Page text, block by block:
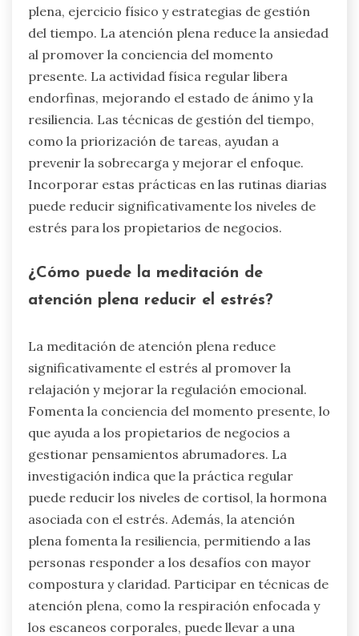
plena, ejercicio físico y estrategias de gestión
del tiempo. La atención plena reduce la ansiedad
al promover la conciencia del momento
presente. La actividad física regular libera
endorfinas, mejorando el estado de ánimo y la
resiliencia. Las técnicas de gestión del tiempo,
como la priorización de tareas, ayudan a
prevenir la sobrecarga y mejorar el enfoque.
Incorporar estas prácticas en las rutinas diarias
puede reducir significativamente los niveles de
estrés para los propietarios de negocios.
¿Cómo puede la meditación de
atención plena reducir el estrés?
La meditación de atención plena reduce
significativamente el estrés al promover la
relajación y mejorar la regulación emocional.
Fomenta la conciencia del momento presente, lo
que ayuda a los propietarios de negocios a
gestionar pensamientos abrumadores. La
investigación indica que la práctica regular
puede reducir los niveles de cortisol, la hormona
asociada con el estrés. Además, la atención
plena fomenta la resiliencia, permitiendo a las
personas responder a los desafíos con mayor
compostura y claridad. Participar en técnicas de
atención plena, como la respiración enfocada y
los escaneos corporales, puede llevar a una